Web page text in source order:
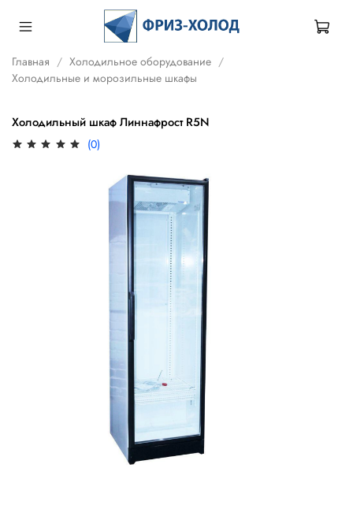
Главная
Холодильное оборудование
Холодильные и морозильные шкафы
Холодильный шкаф Линнафрост R5N
(0)